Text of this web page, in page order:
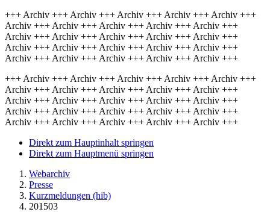
+++ Archiv +++ Archiv +++ Archiv +++ Archiv +++ Archiv +++
Archiv +++ Archiv +++ Archiv +++ Archiv +++ Archiv +++
Archiv +++ Archiv +++ Archiv +++ Archiv +++ Archiv +++
Archiv +++ Archiv +++ Archiv +++ Archiv +++ Archiv +++
Archiv +++ Archiv +++ Archiv +++ Archiv +++ Archiv +++
+++ Archiv +++ Archiv +++ Archiv +++ Archiv +++ Archiv +++
Archiv +++ Archiv +++ Archiv +++ Archiv +++ Archiv +++
Archiv +++ Archiv +++ Archiv +++ Archiv +++ Archiv +++
Archiv +++ Archiv +++ Archiv +++ Archiv +++ Archiv +++
Archiv +++ Archiv +++ Archiv +++ Archiv +++ Archiv +++
Direkt zum Hauptinhalt springen
Direkt zum Hauptmenü springen
Webarchiv
Presse
Kurzmeldungen (hib)
201503